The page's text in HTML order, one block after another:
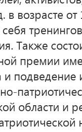
в возрасте
Также
премии
и
области и